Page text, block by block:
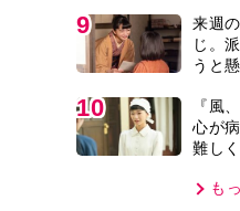
編集部おすすめ